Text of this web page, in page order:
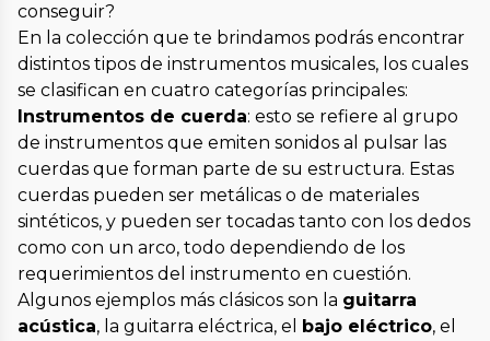
conseguir?
En la colección que te brindamos podrás encontrar
distintos tipos de instrumentos musicales, los cuales
se clasifican en cuatro categorías principales:
Instrumentos de cuerda: esto se refiere al grupo
de instrumentos que emiten sonidos al pulsar las
cuerdas que forman parte de su estructura. Estas
cuerdas pueden ser metálicas o de materiales
sintéticos, y pueden ser tocadas tanto con los dedos
como con un arco, todo dependiendo de los
requerimientos del instrumento en cuestión.
Algunos ejemplos más clásicos son la guitarra
acústica, la guitarra eléctrica, el bajo eléctrico, el